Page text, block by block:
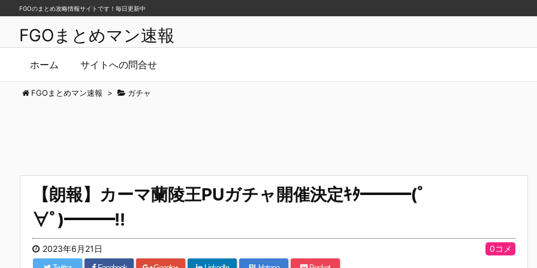
FGOまとめマン速報
ホーム サイトへの問合せ
FGOのまとめ攻略情報サイトです！毎日更新中
FGOまとめマン速報 > ガチャ
【朗報】カーマ蘭陵王PUガチャ開催決定ｷﾀ━━━(ﾟ
∀ﾟ)━━━!!
2023年6月21日 0コメ